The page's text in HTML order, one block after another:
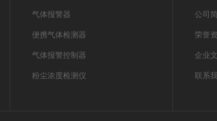
气体报警器
便携气体检测器
气体报警控制器
粉尘浓度检测仪
公司
荣誉
企业
联系